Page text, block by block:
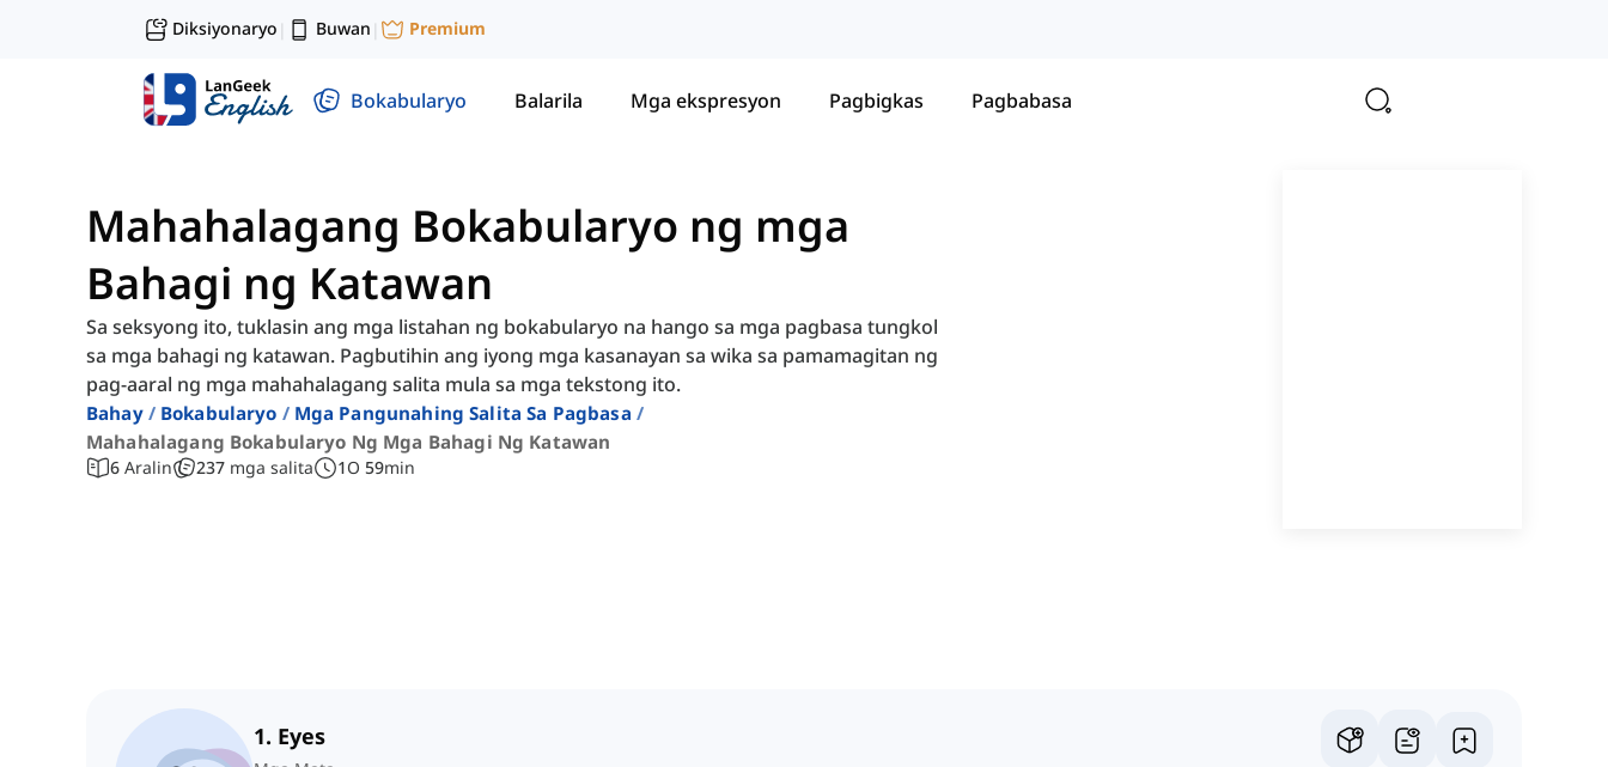
Diksiyonaryo | Buwan | Premium
Bokabularyo Balarila Mga ekspresyon Pagbigkas Pagbabasa
Mahahalagang Bokabularyo ng mga
Bahagi ng Katawan
Sa seksyong ito, tuklasin ang mga listahan ng bokabularyo na hango sa mga pagbasa tungkol
sa mga bahagi ng katawan. Pagbutihin ang iyong mga kasanayan sa wika sa pamamagitan ng
pag-aaral ng mga mahahalagang salita mula sa mga tekstong ito.
Bahay Bokabularyo
Mga Pangunahing Salita Sa Pagbasa
Mahahalagang Bokabularyo Ng Mga Bahagi Ng Katawan
6 Aralin 237 mga salita 1O 59min
1. Eyes